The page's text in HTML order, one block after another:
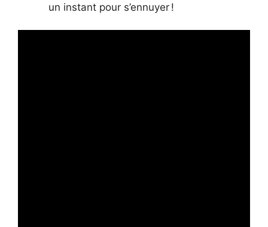
un instant pour s’ennuyer !